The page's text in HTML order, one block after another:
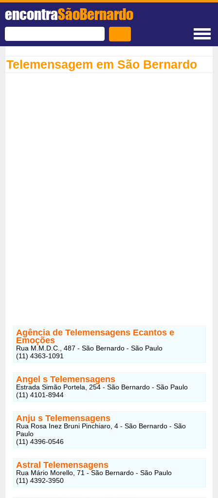
encontraSãoBernardo
Telemensagem em São Bernardo
Agência de Telemensagens Ecantos e
Emoções
Rua M.M.D.C., 487 - São Bernardo - São Paulo
(11) 4363-1091
Angel s Telemensagens
Estrada Simão Portela, 254 - São Bernardo - São Paulo
(11) 4101-8944
Anju s Telemensagens
Rua Rosa Inez Bruni Pinchiaro, 4 - São Bernardo - São
Paulo
(11) 4396-0546
Astral Telemensagens
Rua Mário Morello, 71 - São Bernardo - São Paulo
(11) 4392-3950